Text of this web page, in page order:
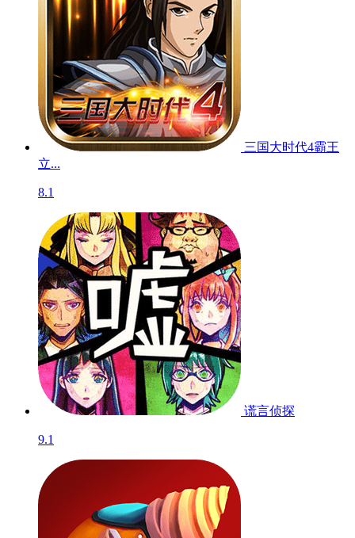
三国大时代4霸王
立...
8.1
谎言侦探
9.1